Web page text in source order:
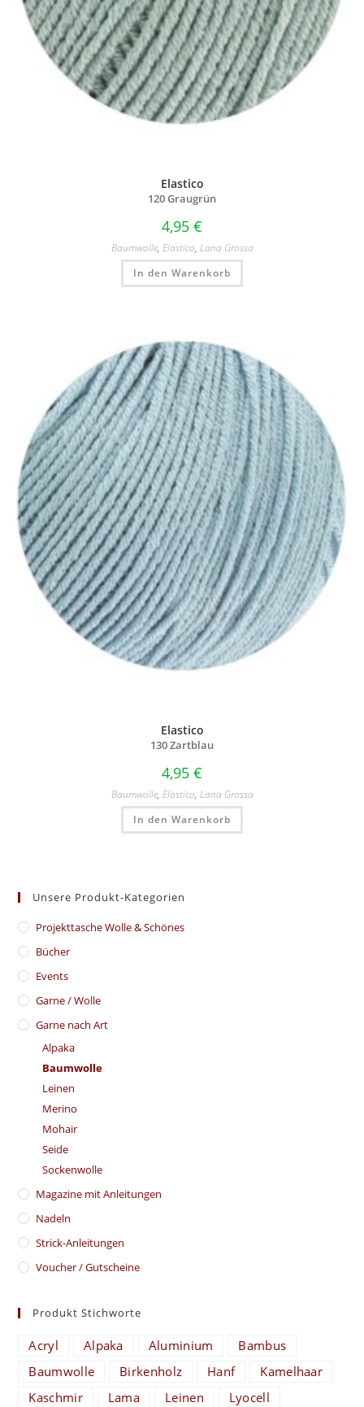
Elastico
120 Graugrün
4,95 €
Baumwolle, Elastico, Lana Grossa
In den Warenkorb
Elastico
130 Zartblau
4,95 €
Baumwolle, Elastico, Lana Grossa
In den Warenkorb
Unsere Produkt-Kategorien
​Projekttasche Wolle & Schönes
Bücher
Events
Garne / Wolle
Garne nach Art
Alpaka
Baumwolle
Leinen
Merino
Mohair
Seide
Sockenwolle
Magazine mit Anleitungen
Nadeln
Strick-Anleitungen
Voucher / Gutscheine
Produkt Stichworte
Acryl Alpaka Aluminium
Bambus
Baumwolle
Birkenholz Hanf
Kamelhaar
Kaschmir
Lama Leinen
Lyocell